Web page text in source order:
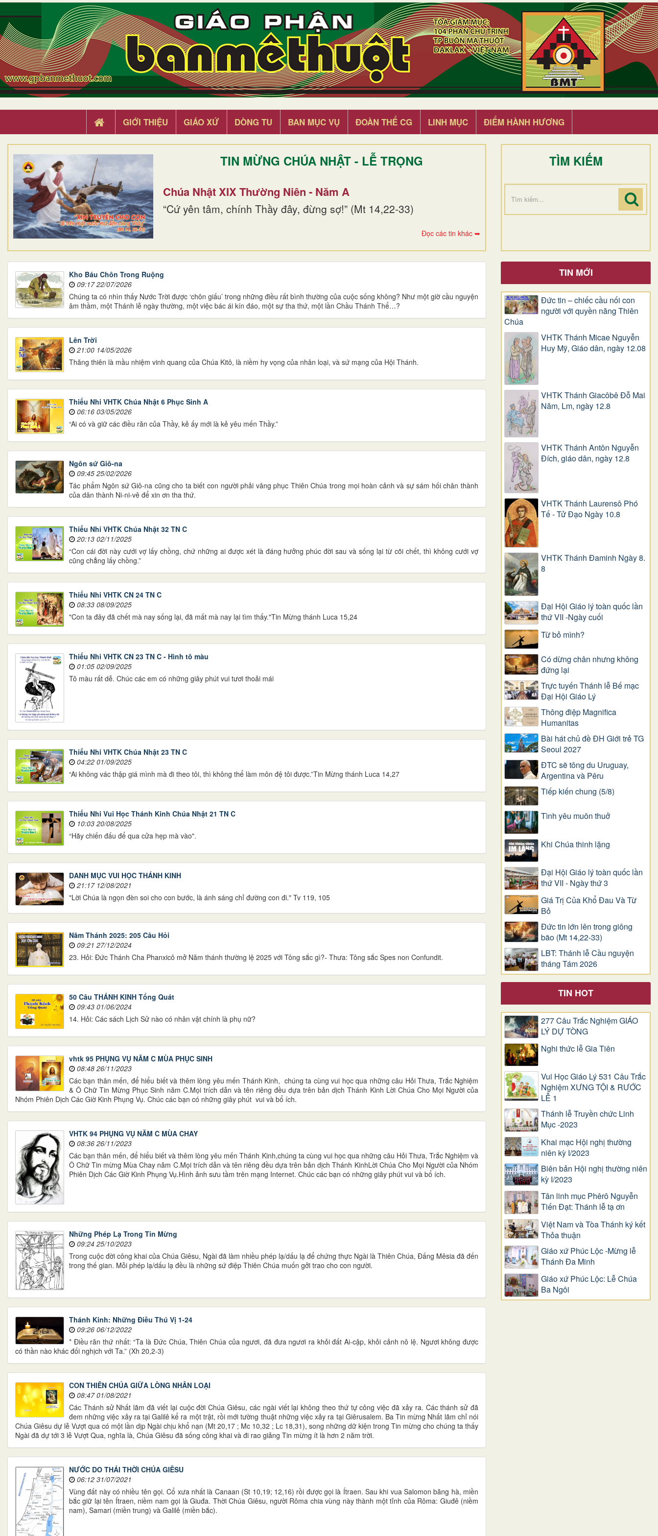
GIỚI THIỆU GIÁO XỨ DÒNG TU BAN MỤC VỤ ĐOÀN THỂ CG LINH MỤC ĐIỂM HÀNH HƯƠNG
TIN MỪNG CHÚA NHẬT - LỄ TRỌNG
Chúa Nhật XIX Thường Niên - Năm A
“Cứ yên tâm, chính Thầy đây, đừng sợ!” (Mt 14,22-33)
Đọc các tin khác ➥
TÌM KIẾM
Kho Báu Chôn Trong Ruộng
09:17 22/07/2026
Chúng ta có nhìn thấy Nước Trời được ‘chôn giấu’ trong những điều rất bình thường của cuộc sống không? Như một giờ cầu nguyện
âm thầm, một Thánh lễ ngày thường, một việc bác ái kín đáo, một sự tha thứ, một lần Chầu Thánh Thể…?
Lên Trời
21:00 14/05/2026
Thăng thiên là mầu nhiệm vinh quang của Chúa Kitô, là niềm hy vọng của nhân loại, và sứ mạng của Hội Thánh.
Thiếu Nhi VHTK Chúa Nhật 6 Phục Sinh A
06:16 03/05/2026
“Ai có và giữ các điều răn của Thầy, kẻ ấy mới là kẻ yêu mến Thầy.”
Ngôn sứ Giô-na
09:45 25/02/2026
Tác phẩm Ngôn sứ Giô-na cũng cho ta biết con người phải vâng phục Thiên Chúa trong mọi hoàn cảnh và sự sám hối chân thành
của dân thành Ni-ni-vê để xin ơn tha thứ.
Thiếu Nhi VHTK Chúa Nhật 32 TN C
20:13 02/11/2025
“Con cái đời này cưới vợ lấy chồng, chứ những ai được xét là đáng hưởng phúc đời sau và sống lại từ cõi chết, thì không cưới vợ
cũng chẳng lấy chồng.”
Thiếu Nhi VHTK CN 24 TN C
08:33 08/09/2025
"Con ta đây đã chết mà nay sống lại, đã mất mà nay lại tìm thấy."Tin Mừng thánh Luca 15,24
Thiếu Nhi VHTK CN 23 TN C - Hình tô màu
01:05 02/09/2025
Tô màu rất dễ. Chúc các em có những giây phút vui tươi thoải mái
​​​​​​​Thiếu Nhi VHTK Chúa Nhật 23 TN C
04:22 01/09/2025
“Ai không vác thập giá mình mà đi theo tôi, thì không thể làm môn đệ tôi được.”Tin Mừng thánh Luca 14,27
​​​​​​​Thiếu Nhi Vui Học Thánh Kinh Chúa Nhật 21 TN C
10:03 20/08/2025
“Hãy chiến đấu để qua cửa hẹp mà vào".
DANH MỤC VUI HỌC THÁNH KINH
21:17 12/08/2021
"Lời Chúa là ngọn đèn soi cho con bước, là ánh sáng chỉ đường con đi." Tv 119, 105
Năm Thánh 2025: 205 Câu Hỏi
09:21 27/12/2024
23. Hỏi: Đức Thánh Cha Phanxicô mở Năm thánh thường lệ 2025 với Tông sắc gì?- Thưa: Tông sắc Spes non Confundit.
50 Câu THÁNH KINH Tổng Quát
09:43 01/06/2024
14. Hỏi: Các sách Lịch Sử nào có nhân vật chính là phụ nữ?
vhtk 95 PHỤNG VỤ NĂM C MÙA PHỤC SINH
08:48 26/11/2023
Các bạn thân mến, để hiểu biết và thêm lòng yêu mến Thánh Kinh, chúng ta cùng vui học qua những câu Hỏi Thưa, Trắc Nghiệm
& Ô Chữ Tin Mừng Phục Sinh năm C.Mọi trích dẫn và tên riêng đều dựa trên bản dịch Thánh Kinh Lời Chúa Cho Mọi Người của
Nhóm Phiên Dịch Các Giờ Kinh Phụng Vụ. Chúc các bạn có những giây phút vui và bổ ích.
VHTK 94 ​​​​​​​PHỤNG VỤ NĂM C MÙA CHAY
08:36 26/11/2023
Các bạn thân mến, để hiểu biết và thêm lòng yêu mến Thánh Kinh,chúng ta cùng vui học qua những câu Hỏi Thưa, Trắc Nghiệm và
Ô Chữ Tin mừng Mùa Chay năm C.Mọi trích dẫn và tên riêng đều dựa trên bản dịch Thánh KinhLời Chúa Cho Mọi Người của Nhóm
Phiên Dịch Các Giờ Kinh Phụng Vụ.Hình ảnh sưu tầm trên mạng Internet. Chúc các bạn có những giây phút vui và bổ ích.
Những Phép Lạ Trong Tin Mừng
09:24 25/10/2023
Trong cuộc đời công khai của Chúa Giêsu, Ngài đã làm nhiều phép lạ/dấu lạ để chứng thực Ngài là Thiên Chúa, Đấng Mêsia đã đến
trong thế gian. Mỗi phép lạ/dấu lạ đều là những sứ điệp Thiên Chúa muốn gởi trao cho con người.
Thánh Kinh: Những Điều Thú Vị 1-24
09:26 06/12/2022
* Điều răn thứ nhất: “Ta là Đức Chúa, Thiên Chúa của ngươi, đã đưa ngươi ra khỏi đất Ai-cập, khỏi cảnh nô lệ. Ngươi không được
có thần nào khác đối nghịch với Ta.” (Xh 20,2-3)
CON THIÊN CHÚA GIỮA LÒNG NHÂN LOẠI
08:47 01/08/2021
Các Thánh sử Nhất lãm đã viết lại cuộc đời Chúa Giêsu, các ngài viết lại không theo thứ tự công việc đã xảy ra. Các thánh sử đã
đem những việc xảy ra tại Galilê kể ra một trật, rồi mới tường thuật những việc xảy ra tại Giêrusalem. Ba Tin mừng Nhất lãm chỉ nói
Chúa Giêsu dự lễ Vượt qua có một lần dịp Ngài chịu khổ nạn (Mt 20,17 ; Mc 10,32 ; Lc 18,31), song những dữ kiện trong Tin mừng cho chúng ta thấy
Ngài đã dự tới 3 lễ Vượt Qua, nghĩa là, Chúa Giêsu đã sống công khai và đi rao giảng Tin mừng ít là hơn 2 năm trời.
NƯỚC DO THÁI THỜI CHÚA GIÊSU
06:12 31/07/2021
Vùng đất này có nhiều tên gọi. Cổ xưa nhất là Canaan (St 10,19; 12,16) rồi được gọi là Ítraen. Sau khi vua Salomon băng hà, miền
bắc giữ lại tên Ítraen, niềm nam gọi là Giuđa. Thời Chúa Giêsu, người Rôma chia vùng này thành một tỉnh của Rôma: Giuđê (niềm
nam), Samari (miền trung) và Galilê (miền bắc).
TIN MỚI
Đức tin – chiếc cầu nối con
người với quyền năng Thiên
Chúa
VHTK Thánh Micae Nguyễn
Huy Mỹ, Giáo dân, ngày 12.08
VHTK Thánh Giacôbê Ðỗ Mai
Năm, Lm, ngày 12.8
VHTK Thánh Antôn Nguyễn
Ðích, giáo dân, ngày 12.8
VHTK Thánh Laurensô Phó
Tế - Tử Đạo Ngày 10.8
VHTK Thánh Đaminh Ngày 8.
8
Đại Hội Giáo lý toàn quốc lần
thứ VII -Ngày cuối
Từ bỏ mình?
Có dừng chân nhưng không
đứng lại
Trực tuyến Thánh lễ Bế mạc
Đại Hội Giáo Lý
Thông điệp Magnifica
Humanitas
Bài hát chủ đề ĐH Giới trẻ TG
Seoul 2027
ĐTC sẽ tông du Uruguay,
Argentina và Pêru
Tiếp kiến chung (5/8)
Tình yêu muôn thuở
Khi Chúa thinh lặng
Đại Hội Giáo lý toàn quốc lần
thứ VII - Ngày thứ 3
Giá Trị Của Khổ Ðau Và Từ
Bỏ
Đức tin lớn lên trong giông
bão (Mt 14,22-33)
LBT: Thánh lễ Cầu nguyện
tháng Tám 2026
TIN HOT
277 Câu Trắc Nghiệm GIÁO
LÝ DỰ TÒNG
Nghi thức lễ Gia Tiên
Vui Học Giáo Lý 531 Câu Trắc
Nghiệm XƯNG TỘI & RƯỚC
LỄ 1
Thánh lễ Truyền chức Linh
Mục -2023
Khai mạc Hội nghị thường
niên kỳ I/2023
Biên bản Hội nghị thường niên
kỳ I/2023
Tân linh mục Phêrô Nguyễn
Tiến Đạt: Thánh lễ tạ ơn
Việt Nam và Tòa Thánh ký kết
Thỏa thuận
Giáo xứ Phúc Lộc -Mừng lễ
Thánh Đa Minh
Giáo xứ Phúc Lộc: Lễ Chúa
Ba Ngôi